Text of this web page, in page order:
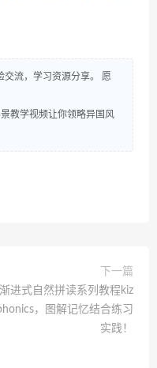
交流，学习资源分享。 愿
教学视频让你领略异国风
下一篇
渐进式自然拼读系列教程kiz
，图解记忆结合练习
实践！